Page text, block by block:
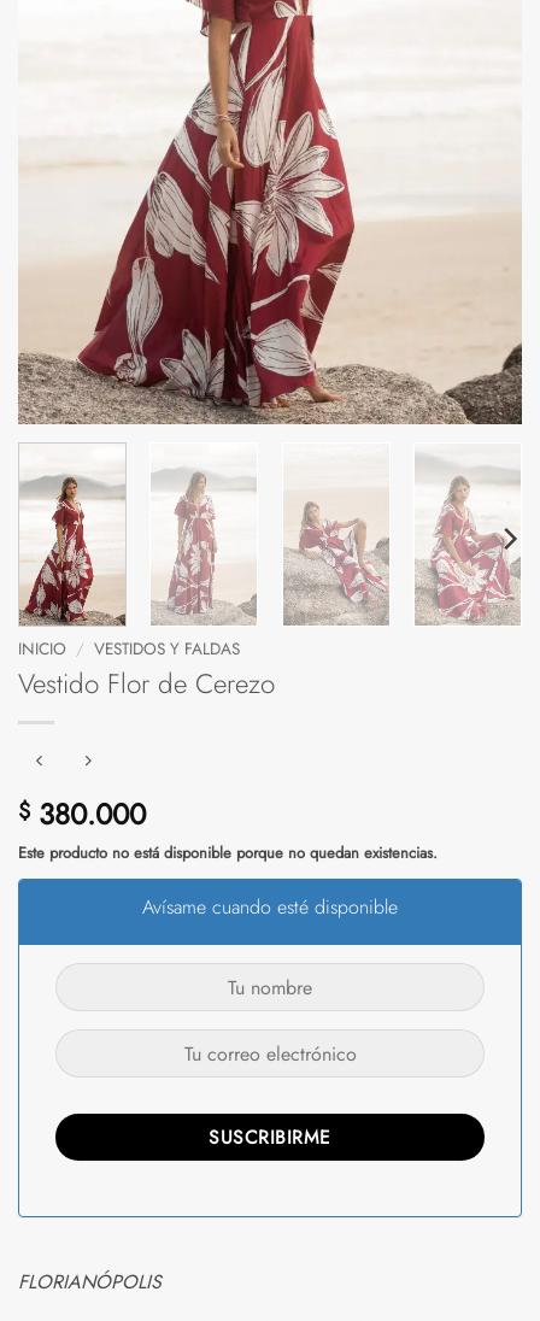
INICIO / VESTIDOS Y FALDAS
Vestido Flor de Cerezo
$ 380.000
Este producto no está disponible porque no quedan existencias.
Avísame cuando esté disponible
FLORIANÓPOLIS